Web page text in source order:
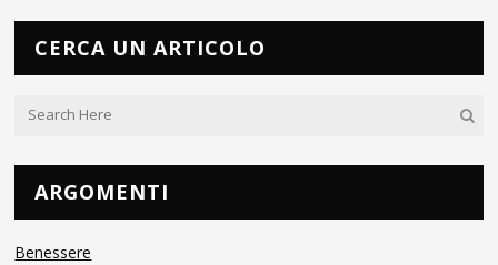
CERCA UN ARTICOLO
ARGOMENTI
Benessere